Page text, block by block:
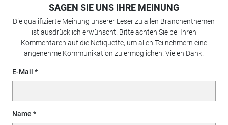
SAGEN SIE UNS IHRE MEINUNG
Die qualifizierte Meinung unserer Leser zu allen Branchenthemen
ist ausdrücklich erwünscht. Bitte achten Sie bei Ihren
Kommentaren auf die Netiquette, um allen Teilnehmern eine
angenehme Kommunikation zu ermöglichen. Vielen Dank!
E-Mail
Name